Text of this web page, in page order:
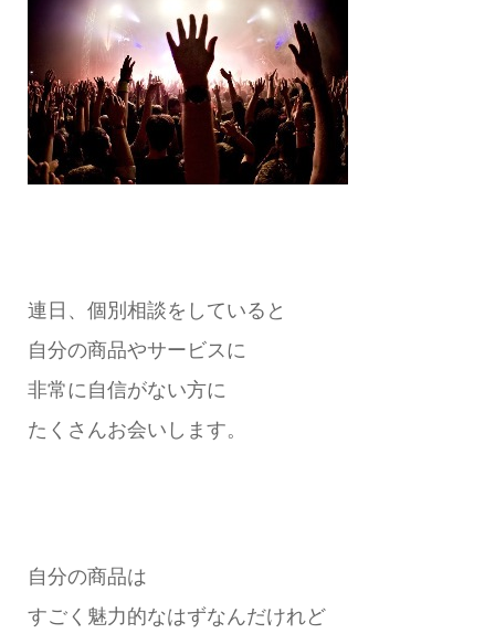
連日、個別相談をしていると
自分の商品やサービスに
非常に自信がない方に
たくさんお会いします。
自分の商品は
すごく魅力的なはずなんだけれど